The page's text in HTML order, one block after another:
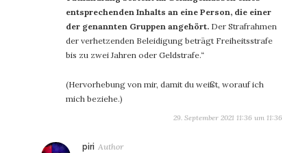
entsprechenden Inhalts an eine Person, die einer
der genannten Gruppen angehört. Der Strafrahmen
der verhetzenden Beleidigung beträgt Freiheitsstrafe
bis zu zwei Jahren oder Geldstrafe.“
(Hervorhebung von mir, damit du weißt, worauf ich
mich beziehe.)
29. September 2021 11:36 um 11:36
piri sagt: